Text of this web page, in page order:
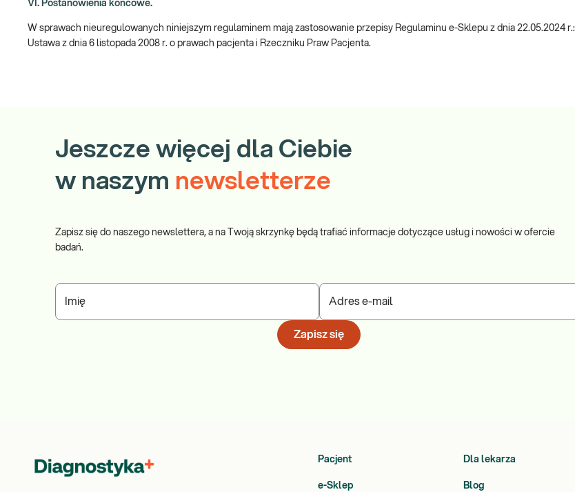
VI. Postanowienia końcowe.
W sprawach nieuregulowanych niniejszym regulaminem mają zastosowanie przepisy Regulaminu e-Sklepu z dnia 22.05.2024 r.:
Ustawa z dnia 6 listopada 2008 r. o prawach pacjenta i Rzeczniku Praw Pacjenta.
Jeszcze więcej dla Ciebie
w naszym newsletterze
Zapisz się do naszego newslettera, a na Twoją skrzynkę będą trafiać informacje dotyczące usług i nowości w ofercie
badań.
Imię Adres e-mail
Zapisz się
Pacjent Dla lekarza
e-Sklep Blog